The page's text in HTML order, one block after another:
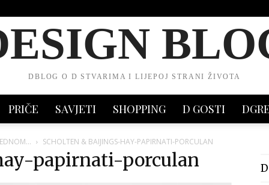
DBLOG O D STVARIMA I LIJEPOJ STRANI ŽIVOTA
PRIČE SAVJETI SHOPPING D GOSTI
SCHOLTEN & BAIJINGS-HAY-PAPIRNATI-PORCULAN
papirnati-porculan